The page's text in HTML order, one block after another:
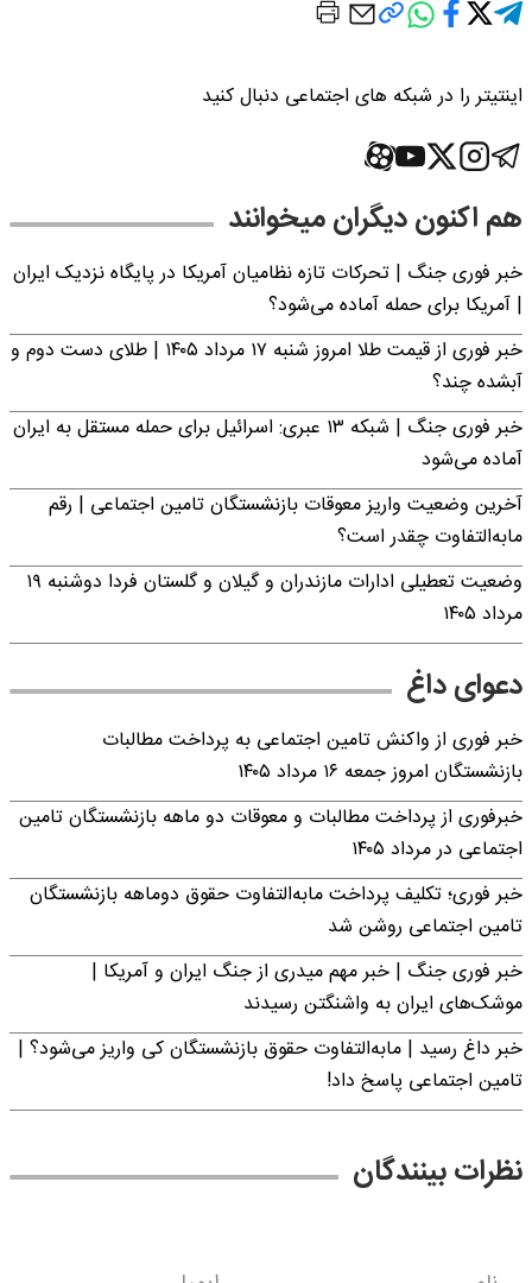
اینتیتر را در شبکه های اجتماعی دنبال کنید
هم اکنون دیگران میخوانند
خبر فوری جنگ | تحرکات تازه نظامیان آمریکا در پایگاه نزدیک ایران
| آمریکا برای حمله آماده می‌شود؟
خبر فوری از قیمت طلا امروز شنبه ۱۷ مرداد ۱۴۰۵ | طلای دست دوم و
آبشده چند؟
خبر فوری جنگ | شبکه ۱۳ عبری: اسرائیل برای حمله مستقل به ایران
آماده می‌شود
آخرین وضعیت واریز معوقات بازنشستگان تامین اجتماعی | رقم
مابه‌التفاوت چقدر است؟
وضعیت تعطیلی ادارات مازندران و گیلان و گلستان فردا دوشنبه ۱۹
مرداد ۱۴۰۵
دعوای داغ
خبر فوری از واکنش تامین اجتماعی به پرداخت مطالبات
بازنشستگان امروز جمعه ۱۶ مرداد ۱۴۰۵
خبرفوری از پرداخت مطالبات و معوقات دو ماهه بازنشستگان تامین
اجتماعی در مرداد ۱۴۰۵
خبر فوری؛ تکلیف پرداخت مابه‌التفاوت حقوق دوماهه بازنشستگان
تامین اجتماعی روشن شد
خبر فوری جنگ | خبر مهم میدری از جنگ ایران و آمریکا |
موشک‌های ایران به واشنگتن رسیدند
خبر داغ رسید | مابه‌التفاوت حقوق بازنشستگان کی واریز می‌شود؟ |
تامین اجتماعی پاسخ داد!
نظرات بینندگان